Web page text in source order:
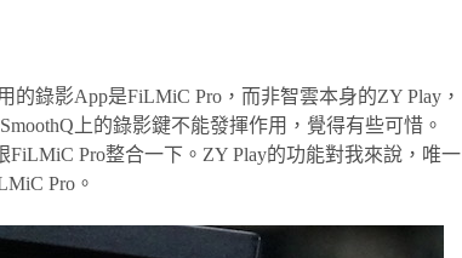
錄影App是FiLMiC Pro，而非智雲本身的ZY Play，
上的錄影鍵不能發揮作用，覺得有些可惜。
Pro整合一下。ZY Play的功能對我來說，唯一
Pro。